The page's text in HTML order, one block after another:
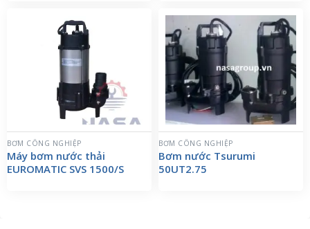
BƠM CÔNG NGHIỆP
Máy bơm nước thải
EUROMATIC SVS 1500/S
BƠM CÔNG NGHIỆP
Bơm nước Tsurumi
50UT2.75